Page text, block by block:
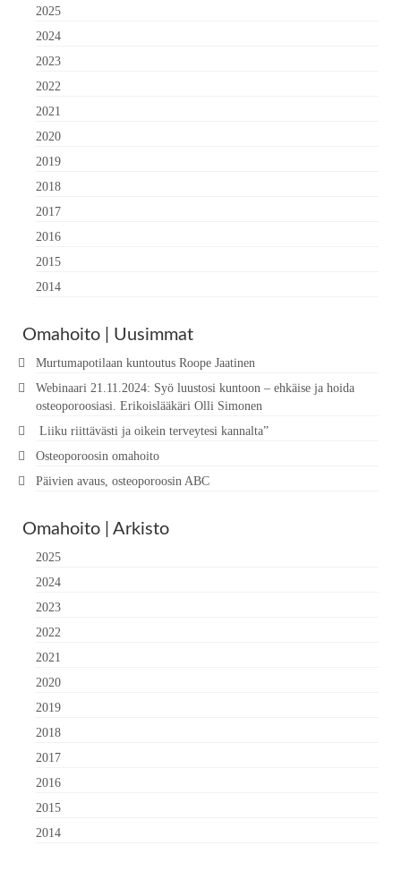
2025
2024
2023
2022
2021
2020
2019
2018
2017
2016
2015
2014
Omahoito | Uusimmat
Murtumapotilaan kuntoutus Roope Jaatinen
Webinaari 21.11.2024: Syö luustosi kuntoon – ehkäise ja hoida
osteoporoosiasi. Erikoislääkäri Olli Simonen
Liiku riittävästi ja oikein terveytesi kannalta”
Osteoporoosin omahoito
Päivien avaus, osteoporoosin ABC
Omahoito | Arkisto
2025
2024
2023
2022
2021
2020
2019
2018
2017
2016
2015
2014